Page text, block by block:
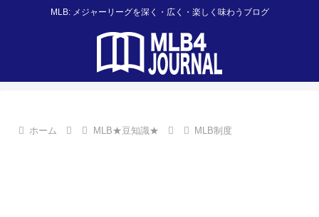
MLB: メジャーリーグを深く・広く・楽しく味わうブログ
ホーム MLB★豆知識★ MLB制度